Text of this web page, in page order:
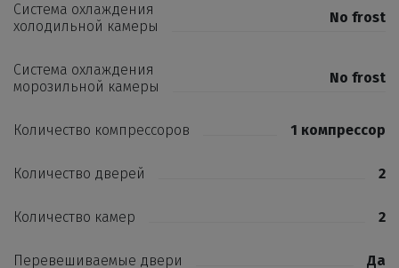
Система охлаждения
холодильной камеры
No frost
Система охлаждения
морозильной камеры
No frost
Количество компрессоров 1 компрессор
Количество дверей 2
Количество камер 2
Перевешиваемые двери Да